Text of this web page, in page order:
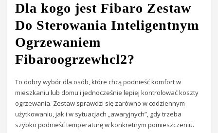
Dla kogo jest Fibaro Zestaw
Do Sterowania Inteligentnym
Ogrzewaniem
Fibaroogrzewhcl2?
To dobry wybór dla osób, które chcą podnieść komfort w
mieszkaniu lub domu i jednocześnie lepiej kontrolować koszty
ogrzewania. Zestaw sprawdzi się zarówno w codziennym
użytkowaniu, jak i w sytuacjach „awaryjnych”, gdy trzeba
szybko podnieść temperaturę w konkretnym pomieszczeniu.